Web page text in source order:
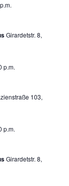
,
N
a
v
i
g
t
o
Girardetstr. 8,
p.m.
103,
p.m.
Girardetstr. 8,